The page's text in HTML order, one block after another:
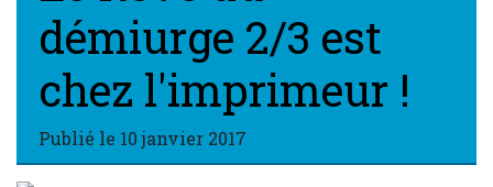
démiurge 2/3 est
chez l'imprimeur !
Publié le 10 janvier 2017